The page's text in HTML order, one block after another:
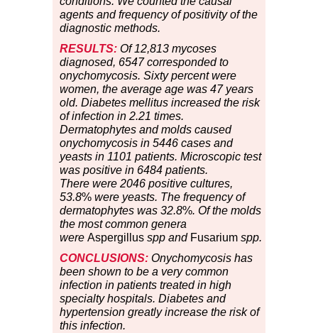
agents and frequency of positivity of the
diagnostic methods.
RESULTS: Of 12,813 mycoses
diagnosed, 6547corresponded to
onychomycosis. Sixty percent were
women, the average age was 47 years
old. Diabetes mellitus increased the risk
of infection in 2.21 times.
Dermatophytes and molds caused
onychomycosis in 5446 cases and
yeasts in 1101 patients. Microscopic test
was positive in 6484 patients.
There were 2046 positive cultures,
53.8% were yeasts. The frequencyof
dermatophytes was 32.8%. Of the molds
the mostcommon genera
were Aspergillus spp and Fusarium spp.
CONCLUSIONS: Onychomycosis has
been shown to be a very common
infection in patients treated in high
specialty hospitals. Diabetes and
hypertension greatly increase the risk of
this infection.